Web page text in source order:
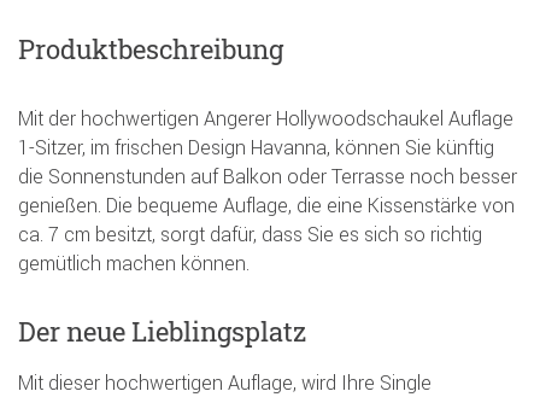
Produktbeschreibung
Mit der hochwertigen Angerer Hollywoodschaukel Auflage
1-Sitzer, im frischen Design Havanna, können Sie künftig
die Sonnenstunden auf Balkon oder Terrasse noch besser
genießen. Die bequeme Auflage, die eine Kissenstärke von
ca. 7 cm besitzt, sorgt dafür, dass Sie es sich so richtig
gemütlich machen können.
Der neue Lieblingsplatz
Mit dieser hochwertigen Auflage, wird Ihre Single